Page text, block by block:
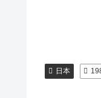
日本